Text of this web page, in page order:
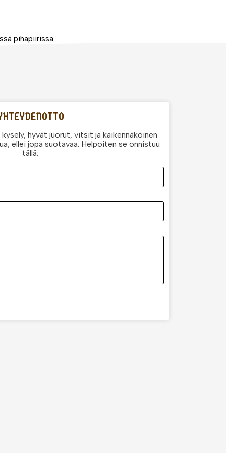
pihapiirissä.
hyvät juorut, vitsit ja kaikennäköinen
ellei jopa suotavaa. Helpoiten se onnistuu
tällä: